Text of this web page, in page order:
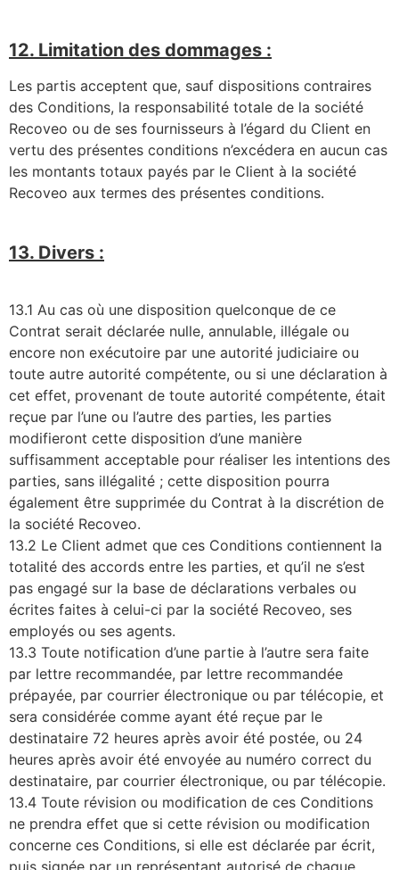
12. Limitation des dommages :
Les partis acceptent que, sauf dispositions contraires
des Conditions, la responsabilité totale de la société
Recoveo ou de ses fournisseurs à l’égard du Client en
vertu des présentes conditions n’excédera en aucun cas
les montants totaux payés par le Client à la société
Recoveo aux termes des présentes conditions.
13. Divers :
13.1 Au cas où une disposition quelconque de ce
Contrat serait déclarée nulle, annulable, illégale ou
encore non exécutoire par une autorité judiciaire ou
toute autre autorité compétente, ou si une déclaration à
cet effet, provenant de toute autorité compétente, était
reçue par l’une ou l’autre des parties, les parties
modifieront cette disposition d’une manière
suffisamment acceptable pour réaliser les intentions des
parties, sans illégalité ; cette disposition pourra
également être supprimée du Contrat à la discrétion de
la société Recoveo.
13.2 Le Client admet que ces Conditions contiennent la
totalité des accords entre les parties, et qu’il ne s’est
pas engagé sur la base de déclarations verbales ou
écrites faites à celui-ci par la société Recoveo, ses
employés ou ses agents.
13.3 Toute notification d’une partie à l’autre sera faite
par lettre recommandée, par lettre recommandée
prépayée, par courrier électronique ou par télécopie, et
sera considérée comme ayant été reçue par le
destinataire 72 heures après avoir été postée, ou 24
heures après avoir été envoyée au numéro correct du
destinataire, par courrier électronique, ou par télécopie.
13.4 Toute révision ou modification de ces Conditions
ne prendra effet que si cette révision ou modification
concerne ces Conditions, si elle est déclarée par écrit,
puis signée par un représentant autorisé de chaque